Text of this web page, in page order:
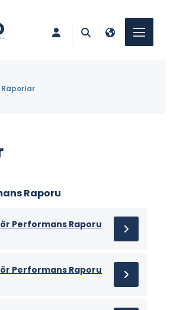
Raporlar
Raporu
Performans Raporu
Performans Raporu